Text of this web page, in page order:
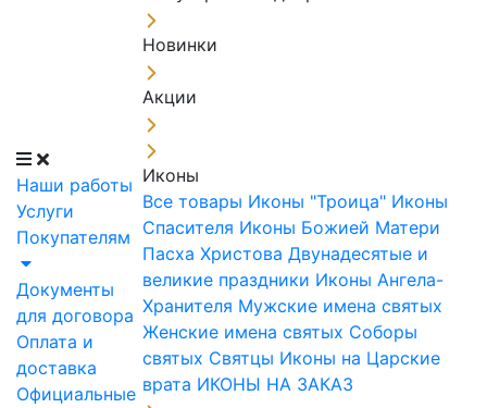
Наши работы
Услуги
Покупателям
Документы
для договора
Оплата и
доставка
Официальные
Новинки
Акции
Иконы
Все товары Иконы "Троица" Иконы
Спасителя Иконы Божией Матери
Пасха Христова Двунадесятые и
великие праздники Иконы Ангела-
Хранителя Мужские имена святых
Женские имена святых Соборы
святых Святцы Иконы на Царские
врата ИКОНЫ НА ЗАКАЗ